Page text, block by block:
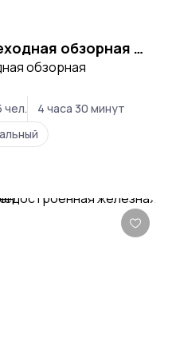
Автомобильно-пешеходная обзорная экскурсия по Софии
обзорная
чел.
4 часа 30 минут